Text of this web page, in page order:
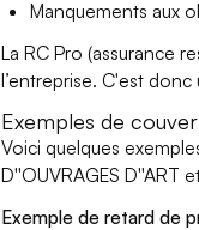
Manquements aux
La RC Pro (assurance
l’entreprise. C'est
Exemples de
Voici quelques
D''OUVRAGES D''ART
Exemple de retard de